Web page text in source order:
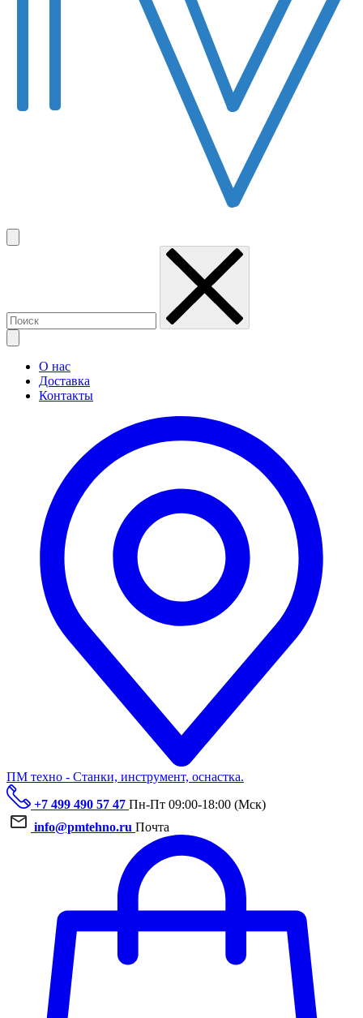
О нас
Доставка
Контакты
ПМ техно - Станки, инструмент, оснастка.
+7 499 490 57 47 Пн-Пт 09:00-18:00 (Мск)
info@pmtehno.ru Почта